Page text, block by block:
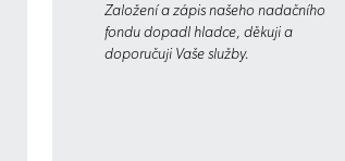
Založení a zápis našeho nadačního
fondu dopadl hladce, děkuji a
doporučuji Vaše služby.